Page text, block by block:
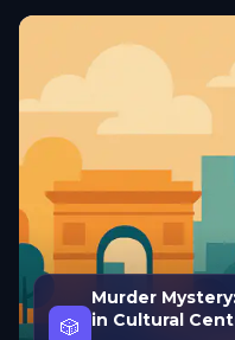
🎲
Murder
in Cultural